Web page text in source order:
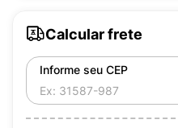
Calcular frete
Informe seu CEP